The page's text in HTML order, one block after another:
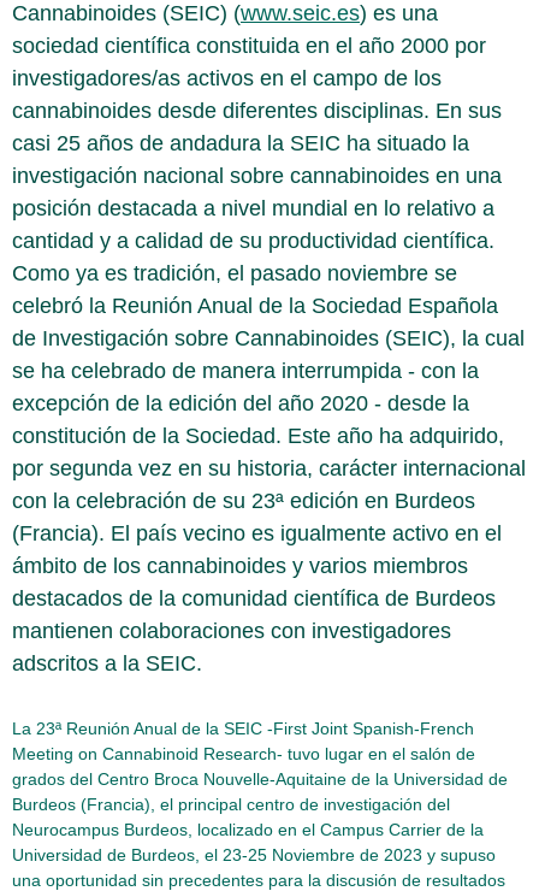
Cannabinoides (SEIC) (www.seic.es) es una
sociedad científica constituida en el año 2000 por
investigadores/as activos en el campo de los
cannabinoides desde diferentes disciplinas. En sus
casi 25 años de andadura la SEIC ha situado la
investigación nacional sobre cannabinoides en una
posición destacada a nivel mundial en lo relativo a
cantidad y a calidad de su productividad científica.
Como ya es tradición, el pasado noviembre se
celebró la Reunión Anual de la Sociedad Española
de Investigación sobre Cannabinoides (SEIC), la cual
se ha celebrado de manera interrumpida - con la
excepción de la edición del año 2020 - desde la
constitución de la Sociedad. Este año ha adquirido,
por segunda vez en su historia, carácter internacional
con la celebración de su 23ª edición en Burdeos
(Francia). El país vecino es igualmente activo en el
ámbito de los cannabinoides y varios miembros
destacados de la comunidad científica de Burdeos
mantienen colaboraciones con investigadores
adscritos a la SEIC.
La 23ª Reunión Anual de la SEIC -First Joint Spanish-French
Meeting on Cannabinoid Research- tuvo lugar en el salón de
grados del Centro Broca Nouvelle-Aquitaine de la Universidad de
Burdeos (Francia), el principal centro de investigación del
Neurocampus Burdeos, localizado en el Campus Carrier de la
Universidad de Burdeos, el 23-25 Noviembre de 2023 y supuso
una oportunidad sin precedentes para la discusión de resultados